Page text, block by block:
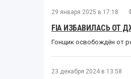
29 января 2025 в 17:18
FIA ИЗБАВИЛАСЬ ОТ
Гонщик освобождён от
23 декабря 2024 в 13:58